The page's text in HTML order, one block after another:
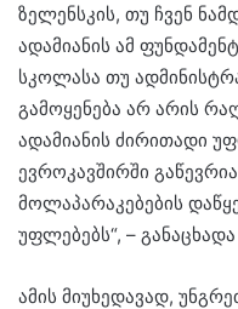
ზელენსკის, თუ ჩვენ
ადამიანის ამ
სკოლასა თუ
გამოყენება არ არის
ადამიანის ძირითადი
ევროკავშირში
მოლაპარაკებების
უფლებებს“, –
ამის მიუხედავად,